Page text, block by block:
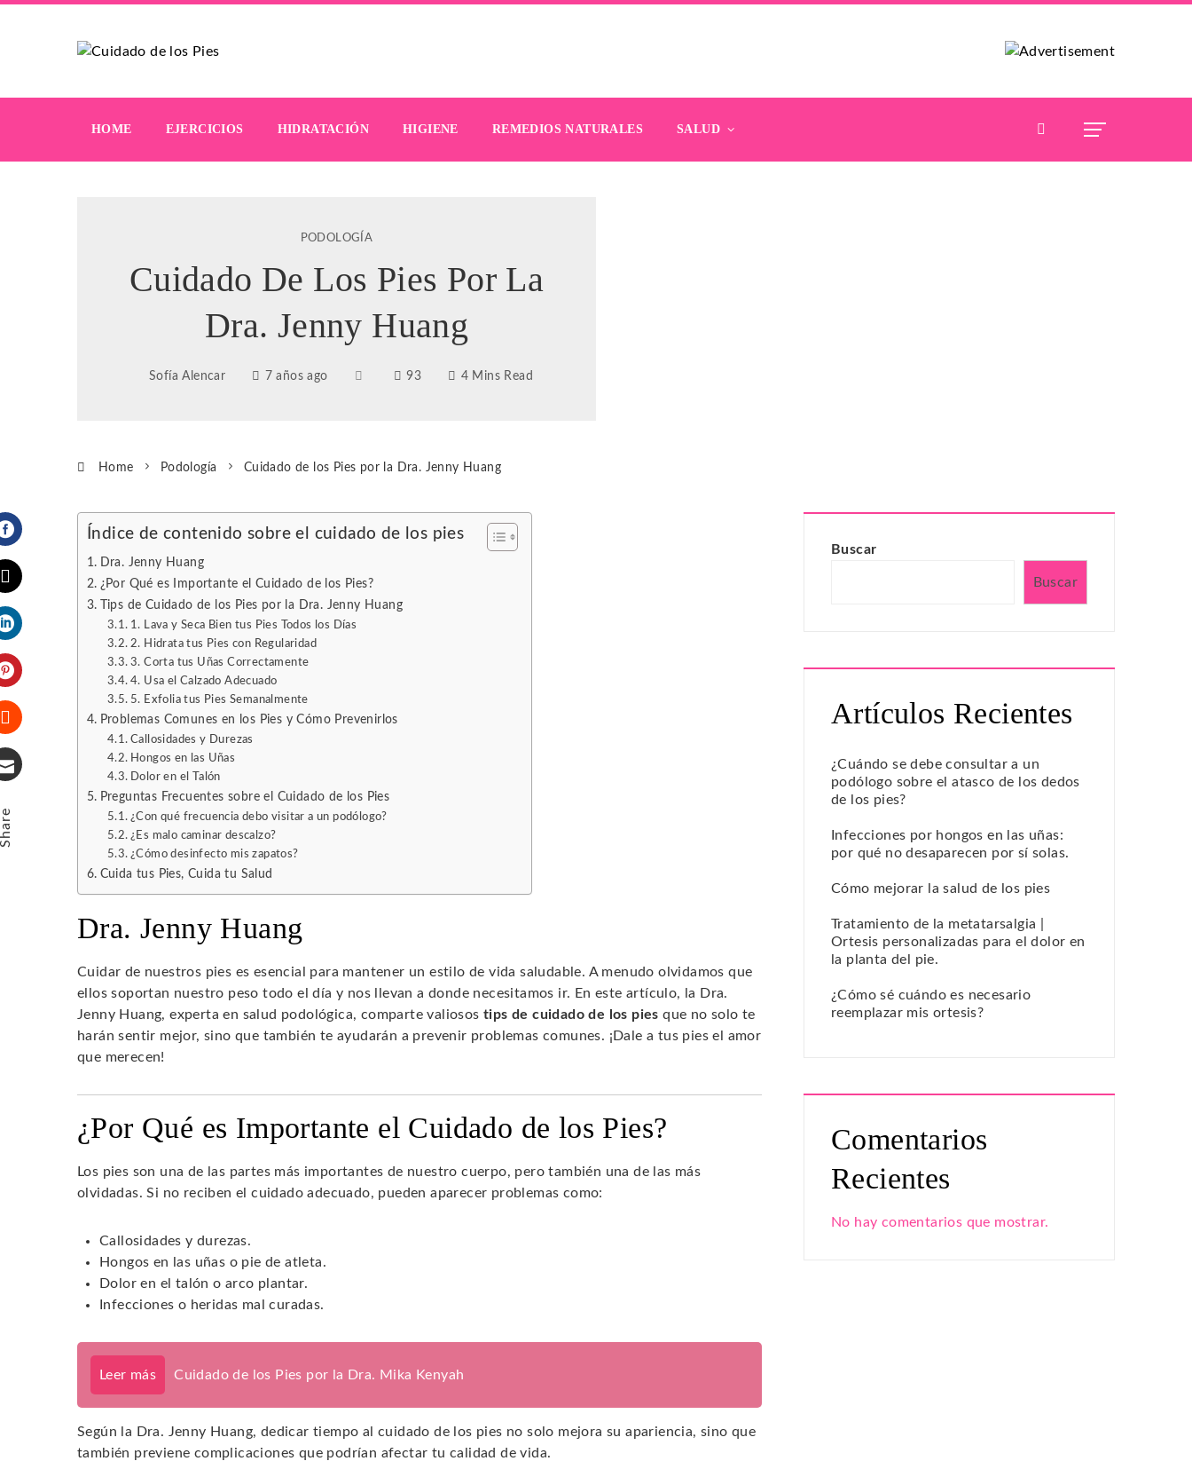
HOME EJERCICIOS HIDRATACIÓN HIGIENE REMEDIOS NATURALES SALUD
PODOLOGÍA
Cuidado De Los Pies Por La
Dra. Jenny Huang
Sofía Alencar 7 años ago 93 4 Mins Read
Home Podología Cuidado de los Pies por la Dra. Jenny Huang
Facebook
Twitter
LinkedIn
Pinterest
Stumbleupon
Índice de contenido sobre el cuidado de los pies
Dra. Jenny Huang
¿Por Qué es Importante el Cuidado de los Pies?
Tips de Cuidado de los Pies por la Dra. Jenny Huang
1. Lava y Seca Bien tus Pies Todos los Días
2. Hidrata tus Pies con Regularidad
3. Corta tus Uñas Correctamente
4. Usa el Calzado Adecuado
5. Exfolia tus Pies Semanalmente
Problemas Comunes en los Pies y Cómo Prevenirlos
Callosidades y Durezas
Hongos en las Uñas
Dolor en el Talón
Preguntas Frecuentes sobre el Cuidado de los Pies
¿Con qué frecuencia debo visitar a un podólogo?
¿Es malo caminar descalzo?
¿Cómo desinfecto mis zapatos?
Cuida tus Pies, Cuida tu Salud
Dra. Jenny Huang
Cuidar de nuestros pies es esencial para mantener un estilo de vida saludable. A menudo olvidamos que
ellos soportan nuestro peso todo el día y nos llevan a donde necesitamos ir. En este artículo, la Dra.
Jenny Huang, experta en salud podológica, comparte valiosos tips de cuidado de los pies que no solo te
harán sentir mejor, sino que también te ayudarán a prevenir problemas comunes. ¡Dale a tus pies el amor
que merecen!
¿Por Qué es Importante el Cuidado de los Pies?
Los pies son una de las partes más importantes de nuestro cuerpo, pero también una de las más
olvidadas. Si no reciben el cuidado adecuado, pueden aparecer problemas como:
Callosidades y durezas.
Hongos en las uñas o pie de atleta.
Dolor en el talón o arco plantar.
Infecciones o heridas mal curadas.
Leer más Cuidado de los Pies por la Dra. Mika Kenyah
Según la Dra. Jenny Huang, dedicar tiempo al cuidado de los pies no solo mejora su apariencia, sino que
también previene complicaciones que podrían afectar tu calidad de vida.
Buscar
Buscar
Artículos Recientes
¿Cuándo se debe consultar a un
podólogo sobre el atasco de los dedos
de los pies?
Infecciones por hongos en las uñas:
por qué no desaparecen por sí solas.
Cómo mejorar la salud de los pies
Tratamiento de la metatarsalgia |
Ortesis personalizadas para el dolor en
la planta del pie.
¿Cómo sé cuándo es necesario
reemplazar mis ortesis?
Comentarios
Recientes
No hay comentarios que mostrar.